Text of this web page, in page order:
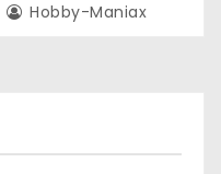
Hobby-Maniax